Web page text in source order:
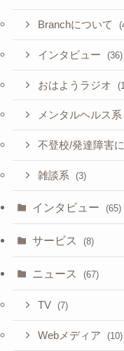
Branchについて
インタビュー (36)
おはようラジオ
メンタルヘルス系
不登校/発達障害
雑談系 (3)
インタビュー (65)
サービス (8)
ニュース (67)
TV (7)
Webメディア (10)